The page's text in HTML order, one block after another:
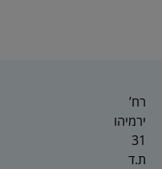
רח’
ירמיהו
31
ת.ד